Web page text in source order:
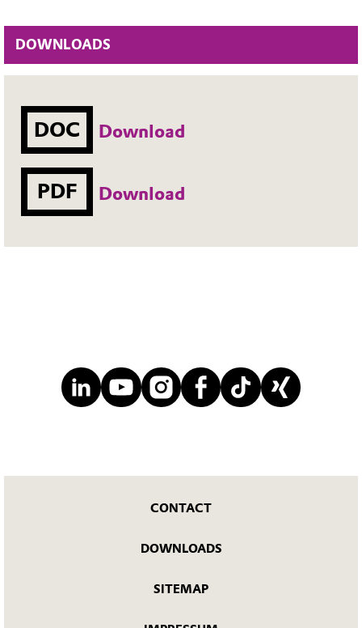
DOWNLOADS
DOC Download
PDF Download
CONTACT
DOWNLOADS
SITEMAP